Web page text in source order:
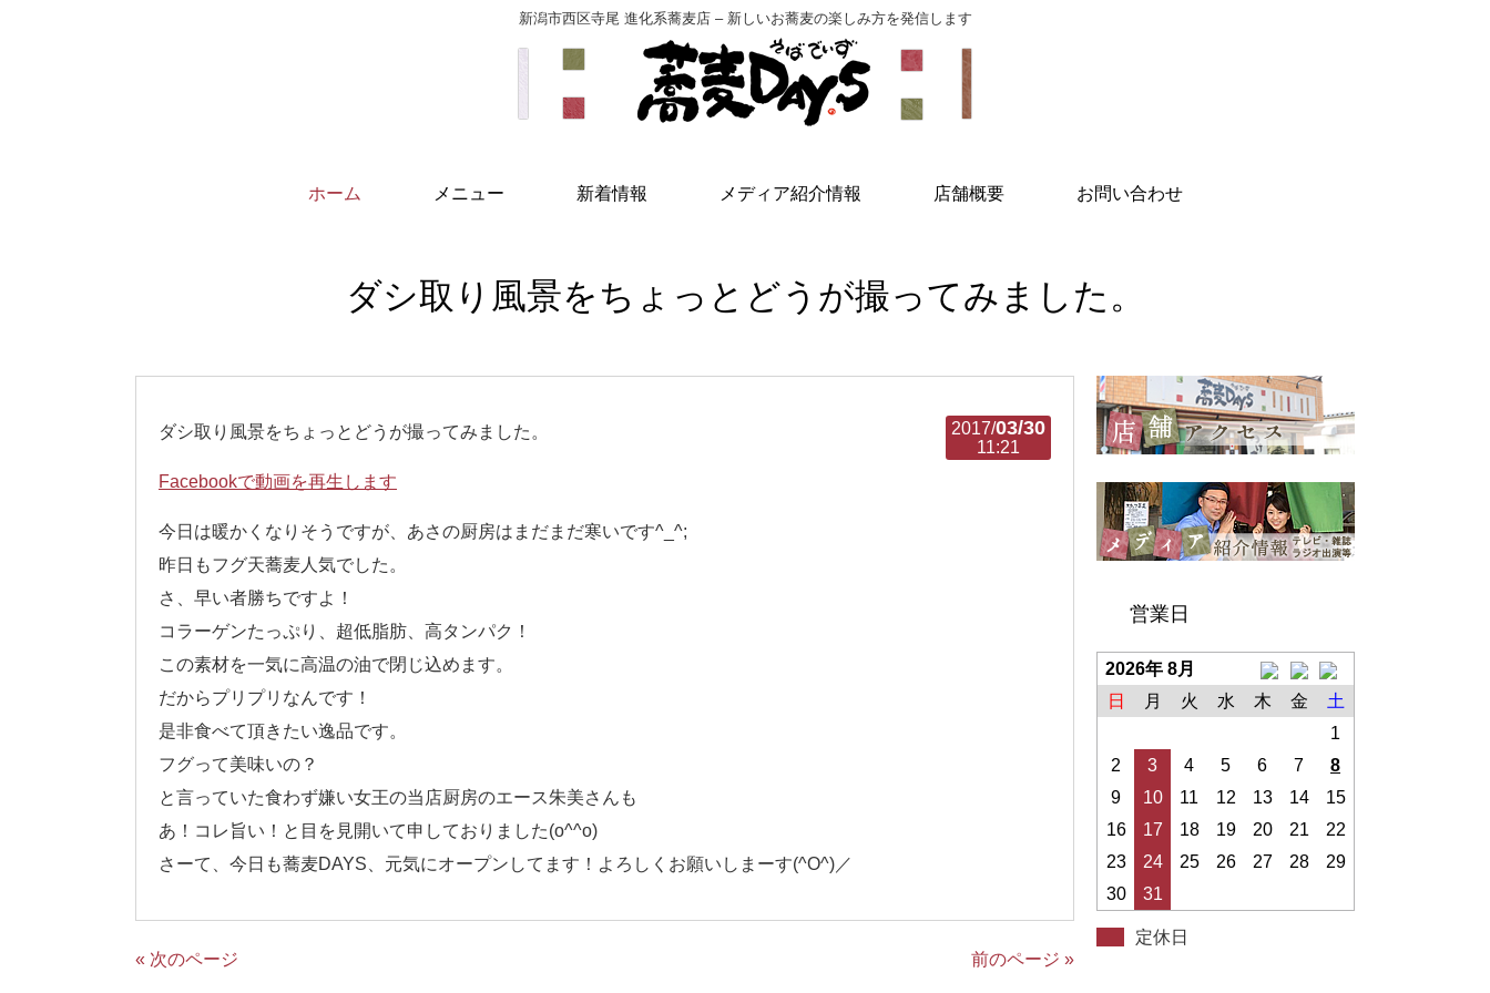
新潟市西区寺尾 進化系蕎麦店 – 新しいお蕎麦の楽しみ方を発信します
ホーム メニュー 新着情報 メディア紹介情報 店舗概要 お問い合わせ
ダシ取り風景をちょっとどうが撮ってみました。
2017/03/30
11:21
ダシ取り風景をちょっとどうが撮ってみました。
Facebookで動画を再生します
今日は暖かくなりそうですが、あさの厨房はまだまだ寒いです^_^;
昨日もフグ天蕎麦人気でした。
さ、早い者勝ちですよ！
コラーゲンたっぷり、超低脂肪、高タンパク！
この素材を一気に高温の油で閉じ込めます。
だからプリプリなんです！
是非食べて頂きたい逸品です。
フグって美味いの？
と言っていた食わず嫌い女王の当店厨房のエース朱美さんも
あ！コレ旨い！と目を見開いて申しておりました(o^^o)
さーて、今日も蕎麦DAYS、元気にオープンしてます！よろしくお願いしまーす(^O^)／
« 次のページ 前のページ »
営業日
2026年 8月
日
月 火 水 木 金
土
1
2
3 4 5 6 7
8
9
10 11 12 13 14
15
16
17 18 19 20 21
22
23
24 25 26 27 28
29
30
31
定休日